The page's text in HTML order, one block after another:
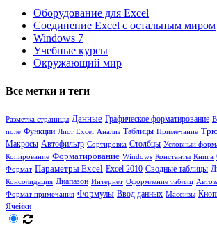
Оборудование для Excel
Соединение Excel с остальным миром
Windows 7
Учебные курсы
Окружающий мир
Все метки и теги
Разметка страницы Данные Графическое форматирование
поле Функции Лист Excel Анализ Таблицы Примечание
Макросы Автофильтр Сортировка Столбцы Условный
Копирование Форматирование Windows Константы Книга
Формат Параметры Excel Excel 2010 Сводные таблицы
Консолидация Диапазон Интернет Оформление таблиц
Формат примечания Формулы Ввод данных Массивы
Ячейки